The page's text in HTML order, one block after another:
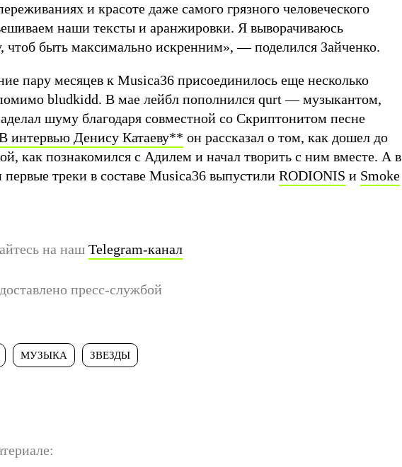
и красоте даже самого грязного человеческого
наши тексты и аранжировки. Я выворачиваюсь
чтоб быть максимально искренним», — поделился Зайченко.
пару месяцев к Musica36 присоединилось еще несколько
bludkidd. В мае лейбл пополнился qurt — музыкантом,
шуму благодаря совместной со Скриптонитом песне
интервью Денису Катаеву** он рассказал о том, как дошел до
как познакомился с Адилем и начал творить с ним вместе. А в
треки в составе Musica36 выпустили RODIONIS и Smoke
на наш Telegram-канал
пресс-службой
МУЗЫКА ЗВЕЗДЫ